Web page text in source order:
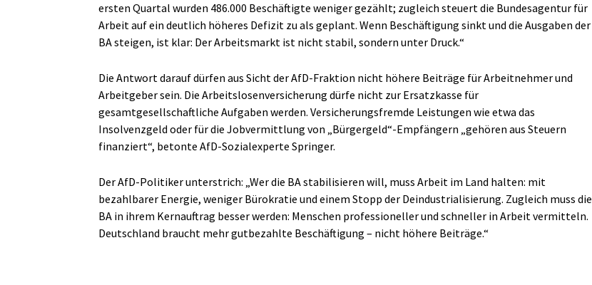
ersten Quartal wurden 486.000 Beschäftigte weniger gezählt; zugleich steuert die Bundesagentur für
Arbeit auf ein deutlich höheres Defizit zu als geplant. Wenn Beschäftigung sinkt und die Ausgaben der
BA steigen, ist klar: Der Arbeitsmarkt ist nicht stabil, sondern unter Druck.“
Die Antwort darauf dürfen aus Sicht der AfD-Fraktion nicht höhere Beiträge für Arbeitnehmer und
Arbeitgeber sein. Die Arbeitslosenversicherung dürfe nicht zur Ersatzkasse für
gesamtgesellschaftliche Aufgaben werden. Versicherungsfremde Leistungen wie etwa das
Insolvenzgeld oder für die Jobvermittlung von „Bürgergeld“-Empfängern „gehören aus Steuern
finanziert“, betonte AfD-Sozialexperte Springer.
Der AfD-Politiker unterstrich: „Wer die BA stabilisieren will, muss Arbeit im Land halten: mit
bezahlbarer Energie, weniger Bürokratie und einem Stopp der Deindustrialisierung. Zugleich muss die
BA in ihrem Kernauftrag besser werden: Menschen professioneller und schneller in Arbeit vermitteln.
Deutschland braucht mehr gutbezahlte Beschäftigung – nicht höhere Beiträge.“